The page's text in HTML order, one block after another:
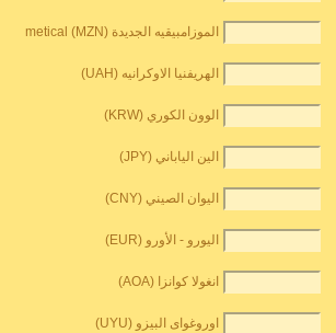
الموزامبيقيه الجديدة metical (MZN)
الهريفنيا الاوكرانيه (UAH)
الوون الكوري (KRW)
الين الياباني (JPY)
اليوان الصيني (CNY)
اليورو - الأورو (EUR)
انغولا كوانزا (AOA)
اوروغواى البيزو (UYU)